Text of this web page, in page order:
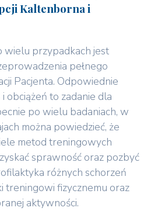
Kaltenborna i
wielu przypadkach jest
pełnego
Pacjenta. Odpowiednie
obciążeń to zadanie dla
po wielu badaniach, w
można powiedzieć, że
metod treningowych
sprawność oraz pozbyć
różnych schorzeń
treningowi fizycznemu oraz
aktywności.